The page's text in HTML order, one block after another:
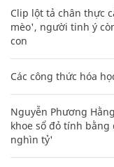
Clip lột tả chân thực
mèo', người tinh ý
con
Các công thức hóa
Nguyễn Phương
khoe sổ đỏ tính
nghìn tỷ'